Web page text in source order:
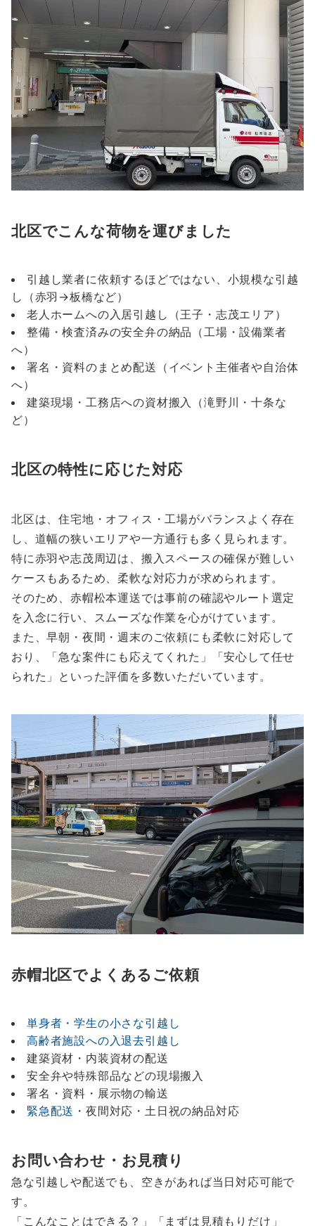
北区でこんな荷物を運びました
引越し業者に依頼するほどではない、小規模な引越
し（赤羽→板橋など）
老人ホームへの入居引越し（王子・志茂エリア）
整備・検査済みの安全弁の納品（工場・設備業者
へ）
署名・資料のまとめ配送（イベント主催者や自治体
へ）
建築現場・工務店への資材搬入（滝野川・十条な
ど）
北区の特性に応じた対応
北区は、住宅地・オフィス・工場がバランスよく存在
し、道幅の狭いエリアや一方通行も多く見られます。
特に赤羽や志茂周辺は、搬入スペースの確保が難しい
ケースもあるため、柔軟な対応力が求められます。
そのため、赤帽松本運送では事前の確認やルート選定
を入念に行い、スムーズな作業を心がけています。
また、早朝・夜間・週末のご依頼にも柔軟に対応して
おり、「急な案件にも応えてくれた」「安心して任せ
られた」といった評価を多数いただいています。
赤帽北区でよくあるご依頼
単身者・学生の小さな引越し
高齢者施設への入退去引越し
建築資材・内装資材の配送
安全弁や特殊部品などの現場搬入
署名・資料・展示物の輸送
緊急配送 ・夜間対応・土日祝の納品対応
お問い合わせ・お見積り
急な引越しや配送でも、空きがあれば当日対応可能で
す。
「こんなことはできる？」「まずは見積もりだけ」